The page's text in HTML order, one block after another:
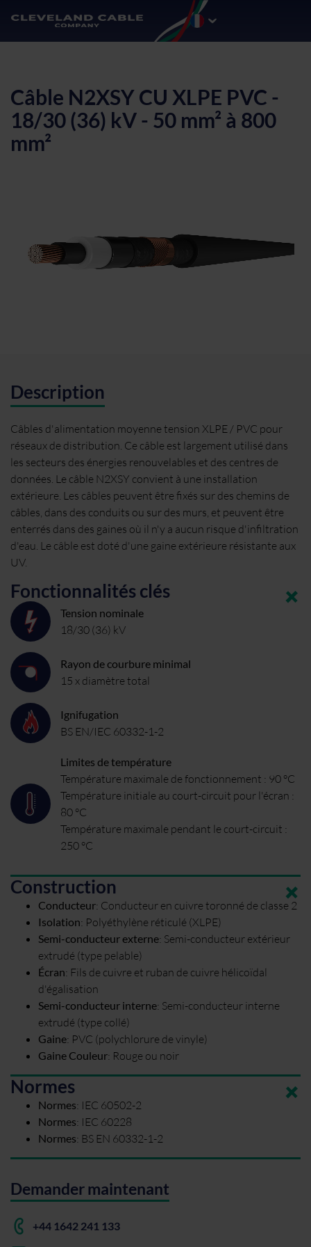
Câble N2XSY CU XLPE PVC -
18/30 (36) kV - 50 mm² à 800
mm²
Description
Câbles d'alimentation moyenne tension XLPE / PVC pour
réseaux de distribution. Ce câble est largement utilisé dans
les secteurs des énergies renouvelables et des centres de
données. Le câble N2XSY convient à une installation
extérieure. Les câbles peuvent être fixés sur des chemins de
câbles, dans des conduits ou sur des murs, et peuvent être
enterrés dans des gaines où il n'y a aucun risque d'infiltration
d'eau. Le câble est doté d'une gaine extérieure résistante aux
UV.
Fonctionnalités clés
Tension nominale
18/30 (36) kV
Rayon de courbure minimal
15 x diamètre total
Ignifugation
BS EN/IEC 60332-1-2
Limites de température
Température maximale de fonctionnement : 90 °C
Température initiale au court-circuit pour l'écran :
80 °C
Température maximale pendant le court-circuit :
250 °C
Construction
Conducteur: Conducteur en cuivre toronné de classe 2
Isolation: Polyéthylène réticulé (XLPE)
Semi-conducteur externe: Semi-conducteur extérieur
extrudé (type pelable)
Écran: Fils de cuivre et ruban de cuivre hélicoïdal
d'égalisation
Semi-conducteur interne: Semi-conducteur interne
extrudé (type collé)
Gaine: PVC (polychlorure de vinyle)
Gaine Couleur: Rouge ou noir
Normes
Normes: IEC 60502-2
Normes: IEC 60228
Normes: BS EN 60332-1-2
Demander maintenant
+44 1642 241 133